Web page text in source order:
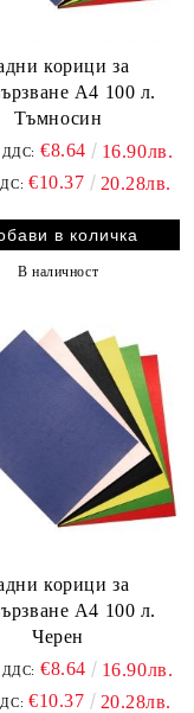
корици за
A4 100 л.
Тъмносин
ДДС: €8.64 16.90лв.
€10.37 20.28лв.
В наличност
корици за
A4 100 л.
Черен
ДДС: €8.64 16.90лв.
€10.37 20.28лв.